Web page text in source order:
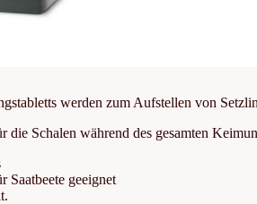
werden zum Aufstellen von
die Schalen während des gesamten
Saatbeete geeignet